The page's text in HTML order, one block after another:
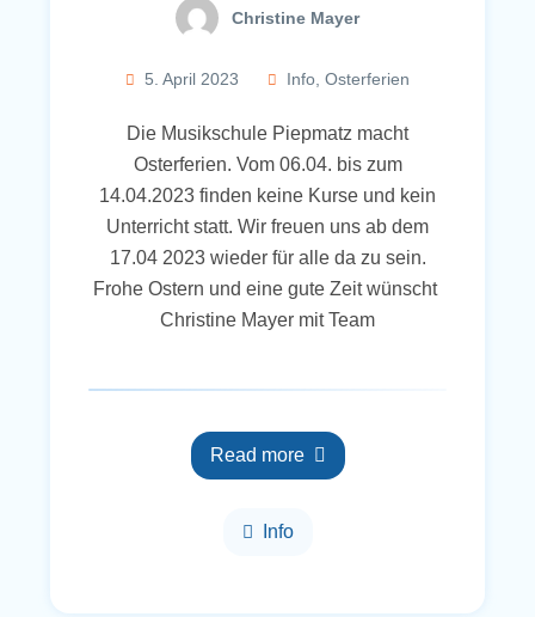
Christine Mayer
5. April 2023 Info, Osterferien
Die Musikschule Piepmatz macht
Osterferien. Vom 06.04. bis zum
14.04.2023 finden keine Kurse und kein
Unterricht statt. Wir freuen uns ab dem
17.04 2023 wieder für alle da zu sein.
Frohe Ostern und eine gute Zeit wünscht
Christine Mayer mit Team
Read more
Info